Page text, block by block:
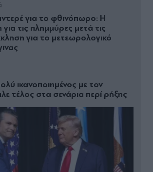
για το φθινόπωρο: Η
τις πλημμύρες μετά τις
για το μετεωρολογικό
ικανοποιημένος με τον
τέλος στα σενάρια περί ρήξης